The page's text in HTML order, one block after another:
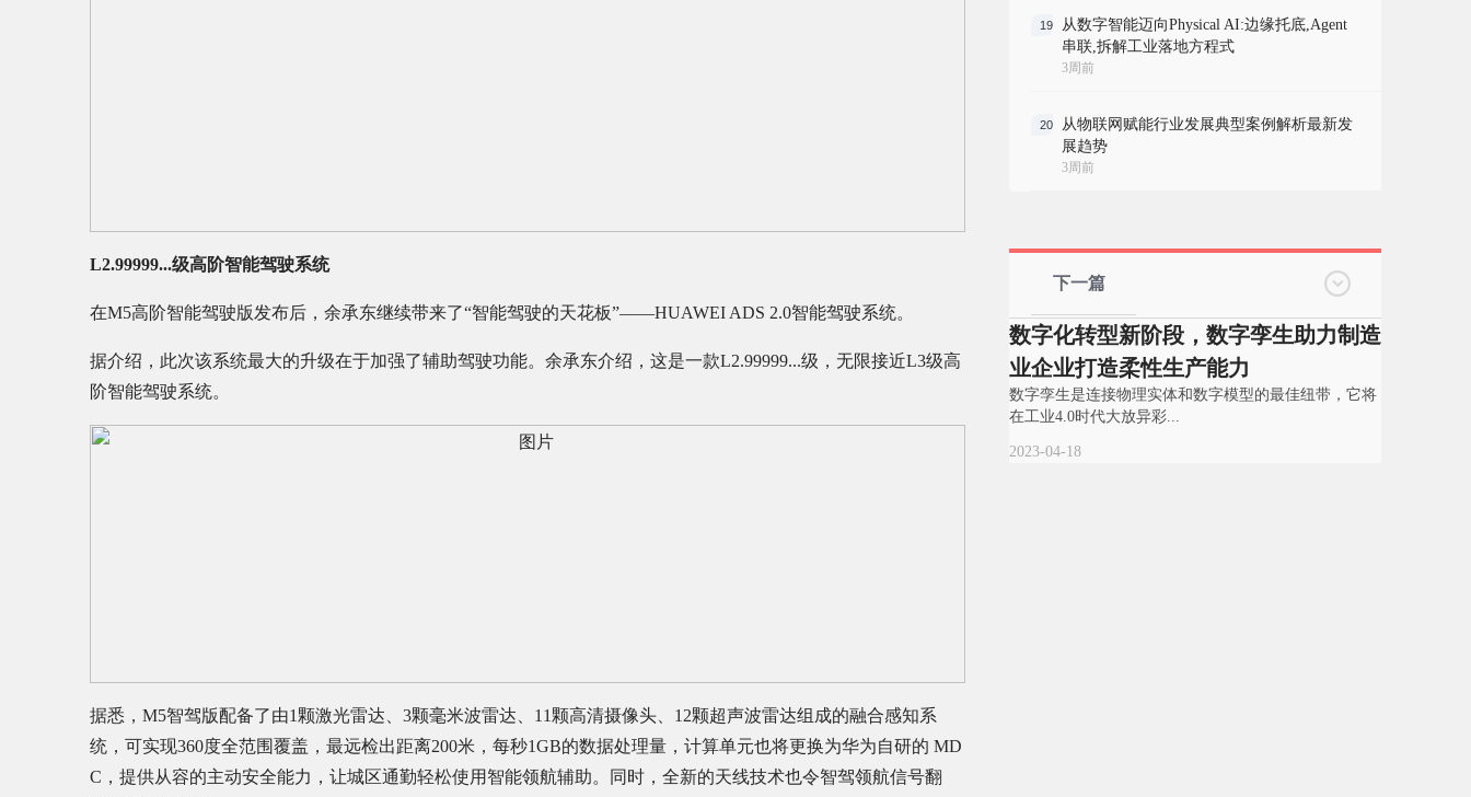
L2.99999...级高阶智能驾驶系统
在M5高阶智能驾驶版发布后，余承东继续带来了“智能驾驶的天花板”——HUAWEI ADS 2.0智能驾驶系统。
据介绍，此次该系统最大的升级在于加强了辅助驾驶功能。余承东介绍，这是一款L2.99999...级，无限接近L3级高
阶智能驾驶系统。
据悉，M5智驾版配备了由1颗激光雷达、3颗毫米波雷达、11颗高清摄像头、12颗超声波雷达组成的融合感知系
统，可实现360度全范围覆盖，最远检出距离200米，每秒1GB的数据处理量，计算单元也将更换为华为自研的 MD
C，提供从容的主动安全能力，让城区通勤轻松使用智能领航辅助。同时，全新的天线技术也令智驾领航信号翻
19
从数字智能迈向Physical AI:边缘托底,Agent
串联,拆解工业落地方程式
3周前
20
从物联网赋能行业发展典型案例解析最新发
展趋势
3周前
下一篇
数字化转型新阶段，数字孪生助力制造
业企业打造柔性生产能力
数字孪生是连接物理实体和数字模型的最佳纽带，它将
在工业4.0时代大放异彩...
2023-04-18